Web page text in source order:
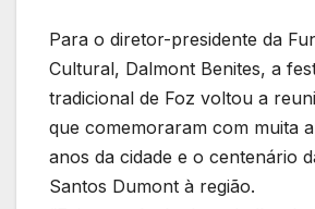
Para o diretor-presidente da
Cultural, Dalmont Benites, a
tradicional de Foz voltou a
que comemoraram com muita
anos da cidade e o centenário
Santos Dumont à região.